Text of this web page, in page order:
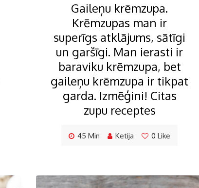
Gaileņu krēmzupa.
Krēmzupas man ir
superīgs atklājums, sātīgi
un garšīgi. Man ierasti ir
baraviku krēmzupa, bet
gaileņu krēmzupa ir tikpat
garda. Izmēģini! Citas
zupu receptes
45 Min Ketija 0 Like